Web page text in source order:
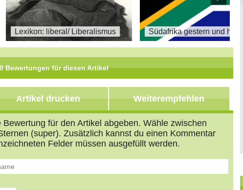
Lexikon: liberal/ Liberalismus Südafrika gestern und heute
0 Bewertungen für diesen Artikel
Artikel drucken Weiterempfehlen
für den Artikel abgeben. Wähle zwischen
(super). Zusätzlich kannst du einen Kommentar
Felder müssen ausgefüllt werden.